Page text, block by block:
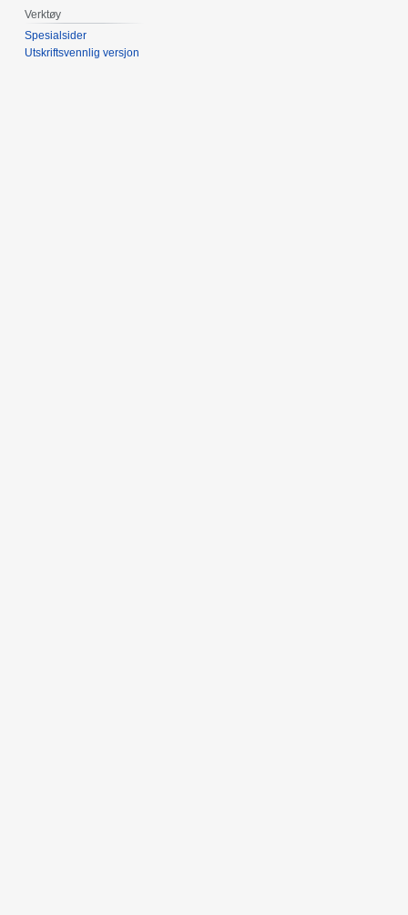
Verktøy
Spesialsider
Utskriftsvennlig versjon